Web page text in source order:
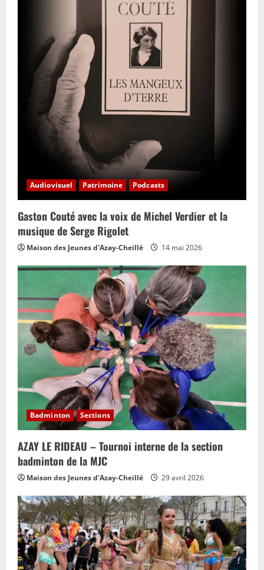
Audiovisuel Patrimoine Podcasts
Gaston Couté avec la voix de Michel Verdier et la
musique de Serge Rigolet
Maison des Jeunes d'Azay-Cheillé 14 mai 2026
Badminton Sections
AZAY LE RIDEAU – Tournoi interne de la section
badminton de la MJC
Maison des Jeunes d'Azay-Cheillé 29 avril 2026